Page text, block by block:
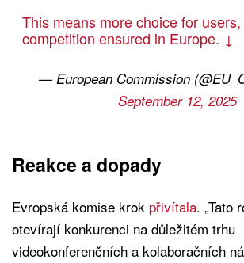
This means more choice for
competition ensured in Europe. ↓
— European Commission
September 12, 2025
Reakce a dopady
Evropská komise krok přivítala. „Tato
otevírají konkurenci na důležitém trhu
videokonferenčních a kolaboračních